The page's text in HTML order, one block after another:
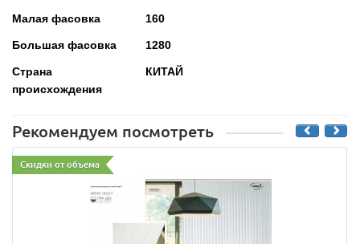
Малая фасовка 160
Большая фасовка 1280
Страна
происхождения
КИТАЙ
Рекомендуем посмотреть
Скидки от объема